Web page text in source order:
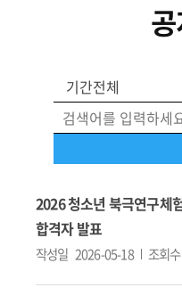
2026 청소년 북극연구체
합격자 발표
작성일 2026-05-18 조회수